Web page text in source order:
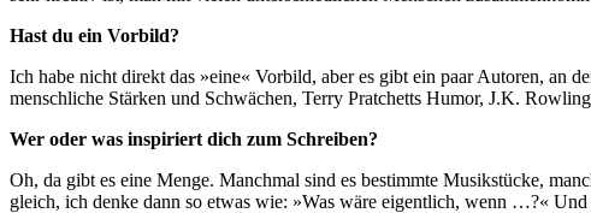
Hast du ein Vorbild?
Ich habe nicht direkt das »eine« Vorbild, aber es gibt ein paar Autoren, an
menschliche Stärken und Schwächen, Terry Pratchetts Humor, J.K.
Wer oder was inspiriert dich zum Schreiben?
Oh, da gibt es eine Menge. Manchmal sind es bestimmte Musikstücke,
gleich, ich denke dann so etwas wie: »Was wäre eigentlich, wenn …?«